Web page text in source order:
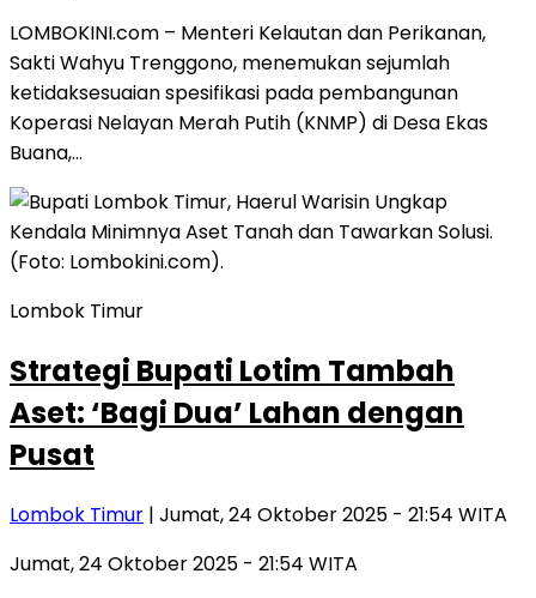
LOMBOKINI.com – Menteri Kelautan dan Perikanan,
Sakti Wahyu Trenggono, menemukan sejumlah
ketidaksesuaian spesifikasi pada pembangunan
Koperasi Nelayan Merah Putih (KNMP) di Desa Ekas
Buana,…
Lombok Timur
Strategi Bupati Lotim Tambah
Aset: ‘Bagi Dua’ Lahan dengan
Pusat
Lombok Timur | Jumat, 24 Oktober 2025 - 21:54 WITA
Jumat, 24 Oktober 2025 - 21:54 WITA